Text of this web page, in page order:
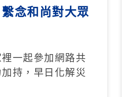
念和尚對大眾
一起參加網路共
持，早日化解災